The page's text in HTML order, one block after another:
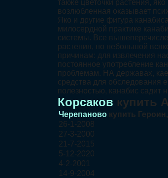
также цветочки растения,
возлюбленная оказывает
Яко и другие фигура
милосердной практике
системы. Все
растения, но небольшой
причинам: для извлечения
постоянное употребление
проблемам. НА державах, кае
средства для обследования
полезностью, канабис садит
Корсаков купить
Черепаново купить
26-1-2008
27-3-2000
21-7-2015
5-12-2020
4-2-2001
14-9-2004